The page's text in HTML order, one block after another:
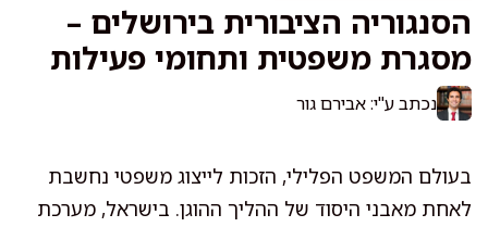
הסנגוריה הציבורית בירושלים –
מסגרת משפטית ותחומי פעילות
נכתב ע"י: אבירם גור
בעולם המשפט הפלילי, הזכות לייצוג משפטי נחשבת
לאחת מאבני היסוד של ההליך ההוגן. בישראל, מערכת